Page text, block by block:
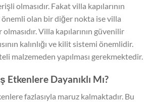
olmasıdır. Fakat villa kapılarının
olan bir diğer nokta ise villa
olmasıdır. Villa kapılarının güvenilir
kalınlığı ve kilit sistemi önemlidir.
malzemeden yapılması gerekmektedir.
Etkenlere Dayanıklı Mı?
fazlasıyla maruz kalmaktadır. Bu